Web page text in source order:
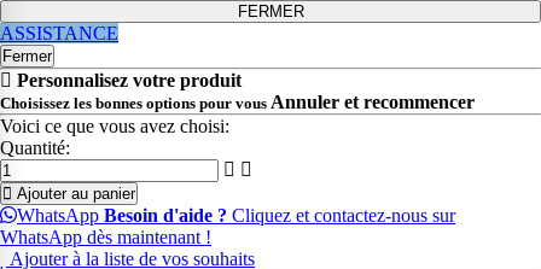
FERMER
ASSISTANCE
Fermer
Personnalisez votre produit
Choisissez les bonnes options pour vous Annuler et recommencer
Voici ce que vous avez choisi:
Quantité:
Ajouter au panier
WhatsApp Besoin d'aide ? Cliquez et contactez-nous sur
WhatsApp dès maintenant !
Ajouter à la liste de vos souhaits